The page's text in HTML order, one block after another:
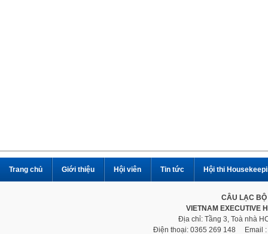
Trang chủ Giới thiệu Hội viên Tin tức Hội thi
CÂU LẠC BỘ
VIETNAM EXECUTIVE
Địa chỉ: Tầng 3, Toà nhà
Điện thoại: 0365 269 148 Email